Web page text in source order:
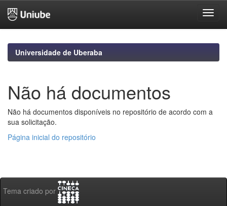
navigationUniversidade de Uberaba
Não há documentos
Não há documentos disponíveis no repositório de acordo com a
sua solicitação.
Página inicial do repositório
Tema criado por